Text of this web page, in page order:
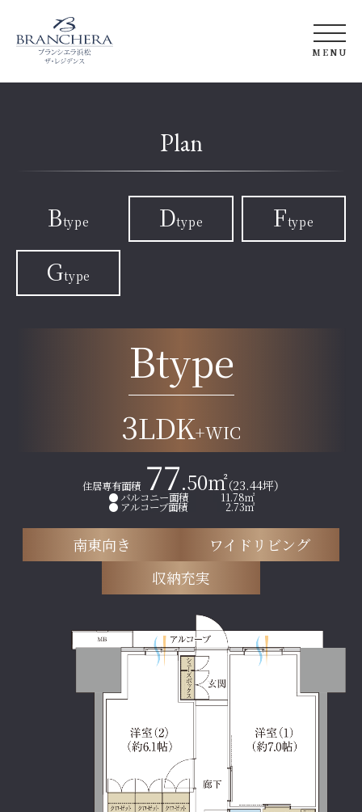
間取り
クオリティ
ZEH-M
MENU
Plan
Btype Dtype Ftype
Gtype
Btype
3LDK+WIC
住居専有面積 77.50㎡（23.44坪）
● バルコニー面積 11.78㎡
● アルコーブ面積 2.73㎡
南東向き
ワイドリビング
収納充実